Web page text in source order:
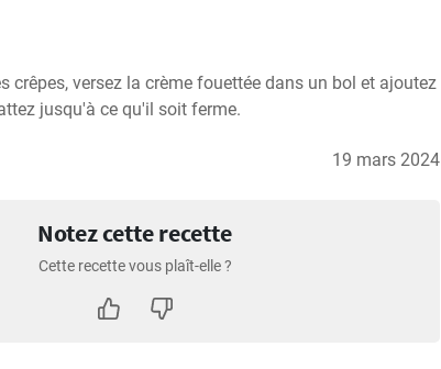
crêpes, versez la crème fouettée dans un bol et ajoutez
jusqu'à ce qu'il soit ferme.
19 mars 2024
Notez cette recette
Cette recette vous plaît-elle ?